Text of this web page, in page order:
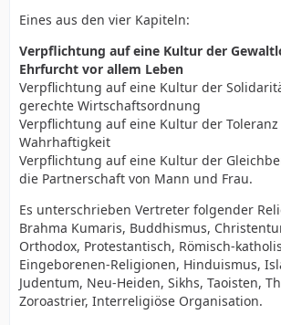
Eines aus den vier Kapiteln:
Verpflichtung auf eine Kultur der
Ehrfurcht vor allem Leben
Verpflichtung auf eine Kultur der
gerechte Wirtschaftsordnung
Verpflichtung auf eine Kultur der
Wahrhaftigkeit
Verpflichtung auf eine Kultur der
die Partnerschaft von Mann und Frau.
Es unterschrieben Vertreter folgender
Brahma Kumaris, Buddhismus,
Orthodox, Protestantisch, Römisch-
Eingeborenen-Religionen, Hinduismus,
Judentum, Neu-Heiden, Sikhs, Taoisten,
Zoroastrier, Interreligiöse Organisation.